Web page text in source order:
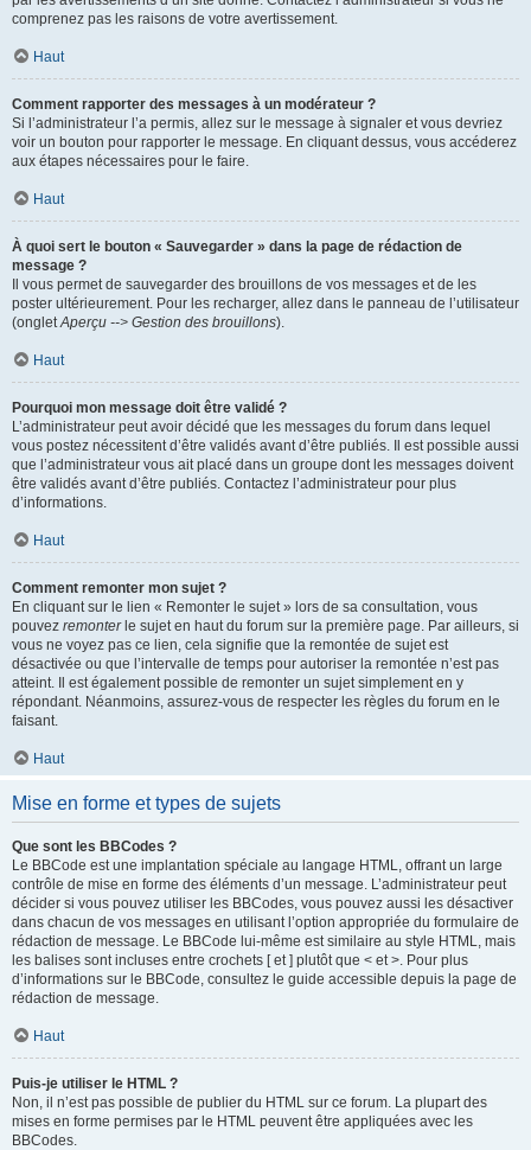
comprenez pas les raisons de votre avertissement.
Haut
Comment rapporter des messages à un modérateur ?
Si l’administrateur l’a permis, allez sur le message à signaler et vous devriez
voir un bouton pour rapporter le message. En cliquant dessus, vous accéderez
aux étapes nécessaires pour le faire.
Haut
À quoi sert le bouton « Sauvegarder » dans la page de rédaction de
message ?
Il vous permet de sauvegarder des brouillons de vos messages et de les
poster ultérieurement. Pour les recharger, allez dans le panneau de l’utilisateur
(ongletAperçu --> Gestion des brouillons).
Haut
Pourquoi mon message doit être validé ?
L’administrateur peut avoir décidé que les messages du forum dans lequel
vous postez nécessitent d’être validés avant d’être publiés. Il est possible aussi
que l’administrateur vous ait placé dans un groupe dont les messages doivent
être validés avant d’être publiés. Contactez l’administrateur pour plus
d’informations.
Haut
Comment remonter mon sujet ?
En cliquant sur le lien « Remonter le sujet » lors de sa consultation, vous
pouvez remonterle sujet en haut du forum sur la première page. Par ailleurs, si
vous ne voyez pas ce lien, cela signifie que la remontée de sujet est
désactivée ou que l’intervalle de temps pour autoriser la remontée n’est pas
atteint. Il est également possible de remonter un sujet simplement en y
répondant. Néanmoins, assurez-vous de respecter les règles du forum en le
faisant.
Haut
Mise en forme et types de sujets
Que sont les BBCodes ?
Le BBCode est une implantation spéciale au langage HTML, offrant un large
contrôle de mise en forme des éléments d’un message. L’administrateur peut
décider si vous pouvez utiliser les BBCodes, vous pouvez aussi les désactiver
dans chacun de vos messages en utilisant l’option appropriée du formulaire de
rédaction de message. Le BBCode lui-même est similaire au style HTML, mais
les balises sont incluses entre crochets [ et ] plutôt que < et >. Pour plus
d’informations sur le BBCode, consultez le guide accessible depuis la page de
rédaction de message.
Haut
Puis-je utiliser le HTML ?
Non, il n’est pas possible de publier du HTML sur ce forum. La plupart des
mises en forme permises par le HTML peuvent être appliquées avec les
BBCodes.